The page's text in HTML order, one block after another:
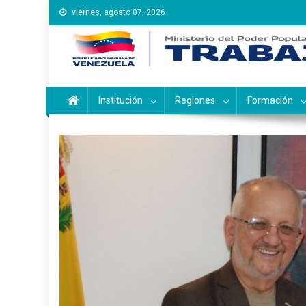
Saltar
al
contenido
viernes, agosto 07, 2026
Instituto Nacional de
Inces
Institución Regiones Formación